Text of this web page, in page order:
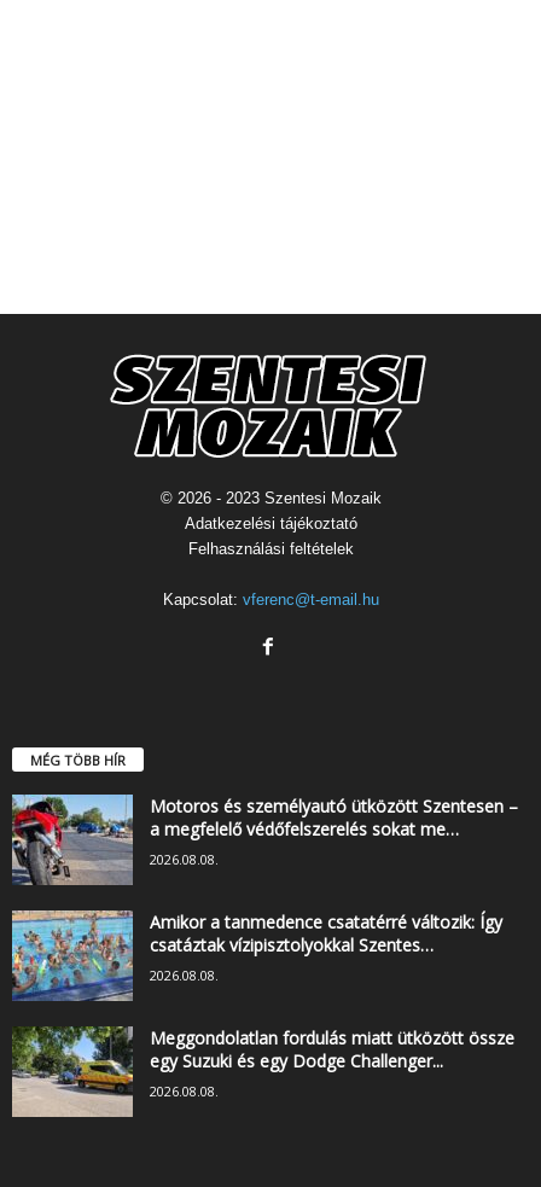
© 2026 - 2023 Szentesi Mozaik
Adatkezelési tájékoztató
Felhasználási feltételek
Kapcsolat: vferenc@t-email.hu
MÉG TÖBB HÍR
Motoros és személyautó ütközött Szentesen –
a megfelelő védőfelszerelés sokat me…
2026.08.08.
Amikor a tanmedence csatatérré változik: Így
csatáztak vízipisztolyokkal Szentes…
2026.08.08.
Meggondolatlan fordulás miatt ütközött össze
egy Suzuki és egy Dodge Challenger...
2026.08.08.